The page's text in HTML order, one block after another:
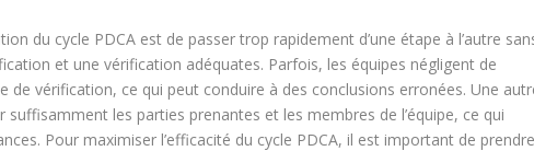
du cycle PDCA est de passer trop rapidement d’une étape à l’autre
et une vérification adéquates. Parfois, les équipes négligent de
de vérification, ce qui peut conduire à des conclusions erronées. Une
les parties prenantes et les membres de l’équipe, ce qui
Pour maximiser l’efficacité du cycle PDCA, il est important de